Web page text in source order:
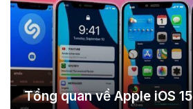
Tổng quan về Apple iOS 15